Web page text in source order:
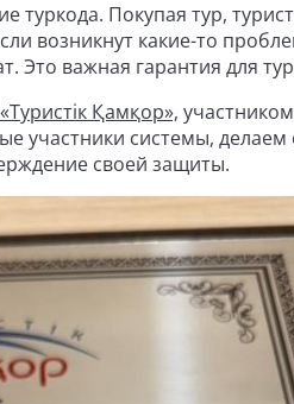
Покупая тур,
возникнут какие-то
Это важная гарантия для
Қамқор»,
участники системы, делаем
своей защиты.